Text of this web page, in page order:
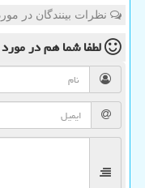
نظرات بینندگان در
لطفا شما همدر